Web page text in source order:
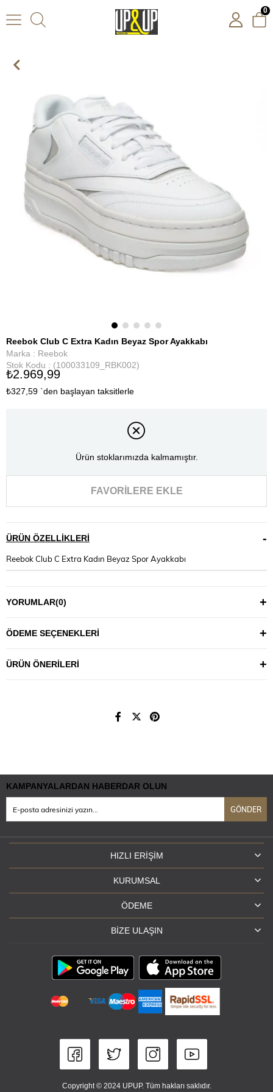
0
Reebok Club C Extra Kadın Beyaz Spor Ayakkabı
Marka : Reebok
Stok Kodu
(100033109_RBK002)
₺2.969,99
₺327,59 `den başlayan taksitlerle
Ürün stoklarımızda kalmamıştır.
FAVORILERE EKLE
ÜRÜN ÖZELLIKLERI
Reebok Club C Extra Kadın Beyaz Spor Ayakkabı
YORUMLAR(0)
ÖDEME SEÇENEKLERI
ÜRÜN ÖNERILERI
KAMPANYALARDAN HABERDAR OLUN
GÖNDER
HIZLI ERIŞIM
KURUMSAL
ÖDEME
BIZE ULAŞIN
Copyright © 2024 UPUP. Tüm hakları saklıdır.